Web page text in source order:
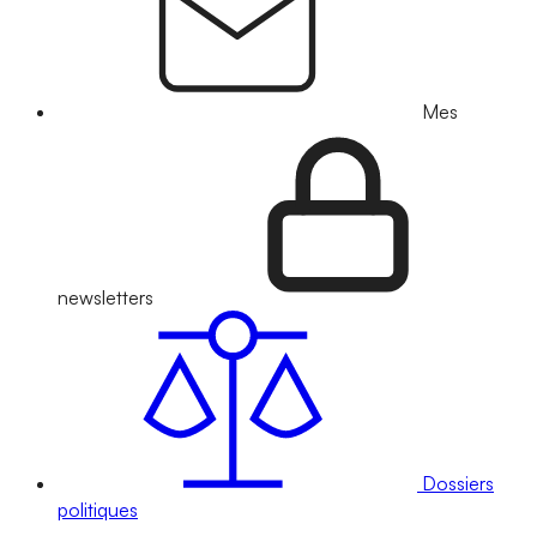
Mes
newsletters
Dossiers
politiques